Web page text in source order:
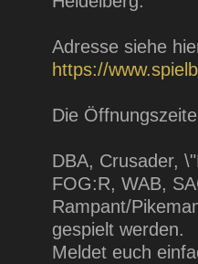
Adresse siehe
https://
Die
DBA, Crusader,
FOG:R, WAB,
Rampant/
gespielt werden.
Meldet euch